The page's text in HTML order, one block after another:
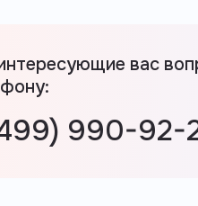
вас
990-92-